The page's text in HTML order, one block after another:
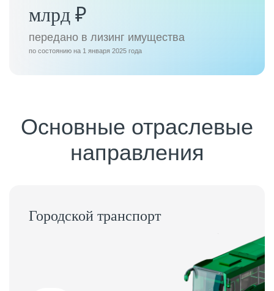
млрд ₽
передано в лизинг имущества
по состоянию на 1 января 2025 года
Основные отраслевые
направления
Городской транспорт